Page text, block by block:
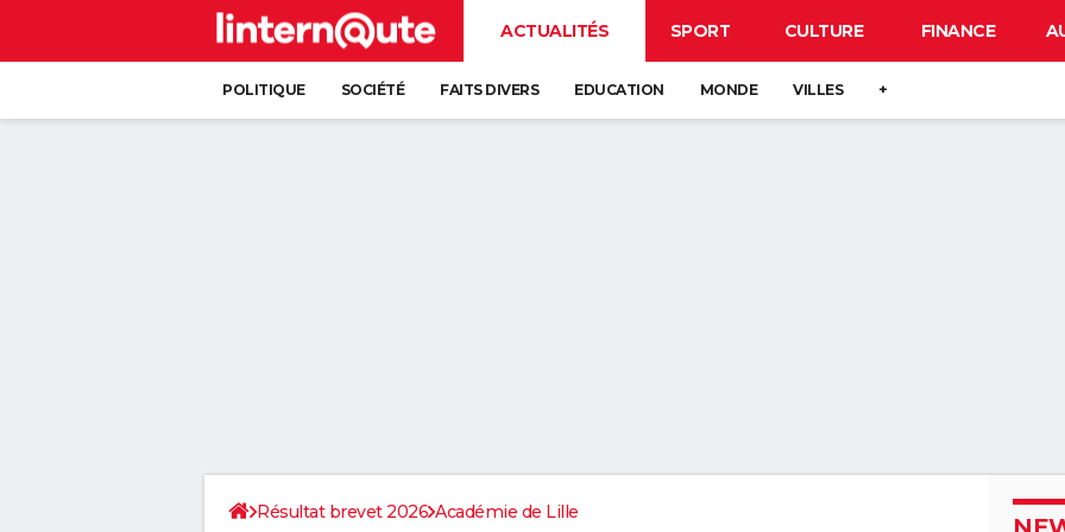
ACTUALITÉS SPORT CULTURE FINANCE
POLITIQUE SOCIÉTÉ FAITS DIVERS EDUCATION MONDE VILLES +
Résultat brevet 2026 Académie de Lille